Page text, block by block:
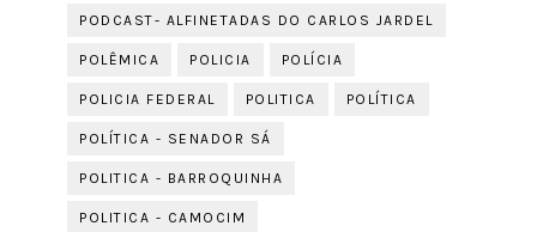
PODCAST- ALFINETADAS DO CARLOS JARDEL
POLÊMICA POLICIA POLÍCIA
POLICIA FEDERAL POLITICA POLÍTICA
POLÍTICA - SENADOR SÁ
POLITICA - BARROQUINHA
POLITICA - CAMOCIM